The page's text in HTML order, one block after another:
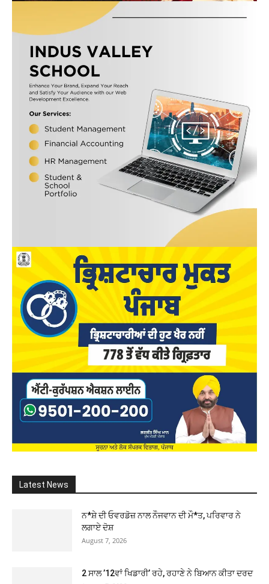
Latest News
ਨ*ਸ਼ੇ ਦੀ ਓਵਰਡੋਜ਼ ਨਾਲ ਨੌਜਵਾਨ ਦੀ ਮੌ*ਤ, ਪਰਿਵਾਰ ਨੇ
ਲਗਾਏ ਦੋਸ਼
August 7, 2026
2 ਸਾਲ ’12ਵਾਂ ਖਿਡਾਰੀ’ ਰਹੇ, ਰਹਾਣੇ ਨੇ ਬਿਆਨ ਕੀਤਾ ਦਰਦ